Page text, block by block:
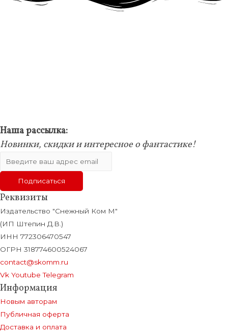
Наша рассылка:
Новинки, скидки и интересное о фантастике!
Реквизиты
Издательство "Снежный Ком М"
(ИП Штепин Д.В.)
ИНН 772306470547
ОГРН 318774600524067
contact@skomm.ru
Vk Youtube Telegram
Информация
Новым авторам
Публичная оферта
Доставка и оплата